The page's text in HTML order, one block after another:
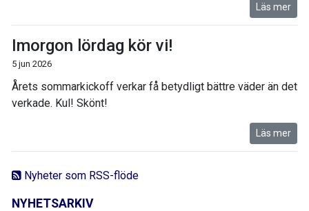
Nyheter som RSS-flöde
NYHETSARKIV
Läs mer
Imorgon lördag kör vi!
5 jun 2026
Årets sommarkickoff verkar få betydligt bättre väder än det
verkade. Kul! Skönt!
Läs mer